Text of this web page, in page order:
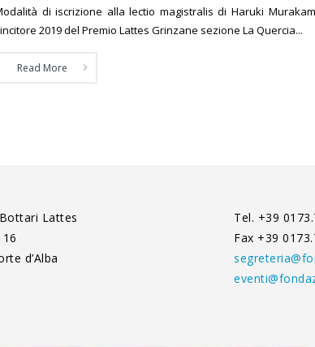
di iscrizione alla lectio magistralis di Haruki
2019 del Premio Lattes Grinzane sezione La Quercia...
Read More
Lattes
d’Alba
Tel. +39
Fax +39